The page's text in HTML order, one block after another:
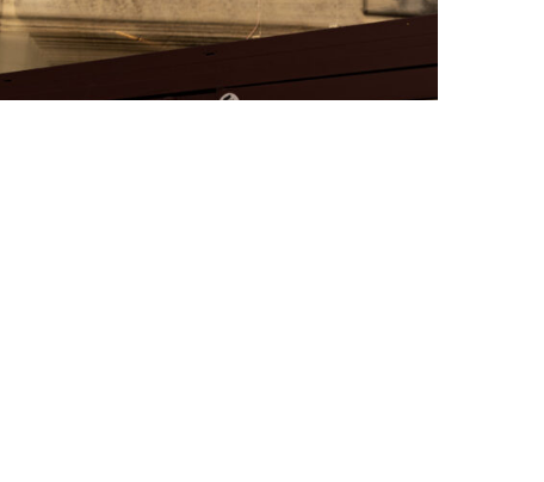
FAT BELLY, LA RÔTISSERIE ASIATIQUE COMME
CUISINE DU TEMPS LONG